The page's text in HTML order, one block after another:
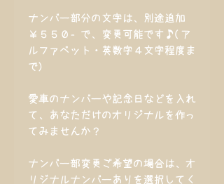
ナンバー部分の文字は、別途追加
￥５５０‐で、変更可能です♪(ア
ルファベット・英数字４文字程度ま
で)
愛車のナンバーや記念日などを入れ
て、あなただけのオリジナルを作っ
てみませんか？
ナンバー部変更ご希望の場合は、オ
リジナルナンバーありを選択してく